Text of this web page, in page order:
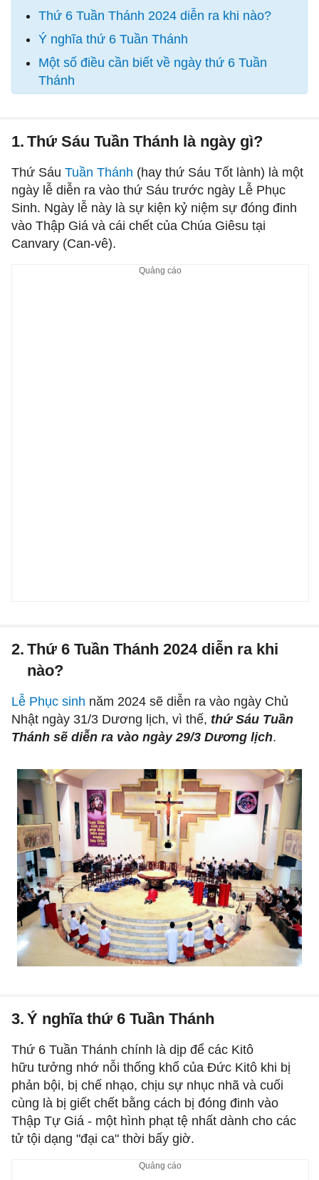
Thứ 6 Tuần Thánh 2024 diễn ra khi nào?
Ý nghĩa thứ 6 Tuần Thánh
Một số điều cần biết về ngày thứ 6 Tuần
Thánh
Thứ Sáu Tuần Thánh là ngày gì?
1.
Thứ Sáu Tuần Thánh (hay thứ Sáu Tốt lành) là một
ngày lễ diễn ra vào thứ Sáu trước ngày Lễ Phục
Sinh. Ngày lễ này là sự kiện kỷ niệm sự đóng đinh
vào Thập Giá và cái chết của Chúa Giêsu tại
Canvary (Can-vê).
Thứ 6 Tuần Thánh 2024 diễn ra khi
nào?
2.
Lễ Phục sinh năm 2024 sẽ diễn ra vào ngày Chủ
Nhật ngày 31/3 Dương lịch, vì thế, thứ Sáu Tuần
Thánh sẽ diễn ra vào ngày 29/3 Dương lịch.
Ý nghĩa thứ 6 Tuần Thánh
3.
Thứ 6 Tuần Thánh chính là dịp để các Kitô
hữu tưởng nhớ nỗi thống khổ của Đức Kitô khi bị
phản bội, bị chế nhạo, chịu sự nhục nhã và cuối
cùng là bị giết chết bằng cách bị đóng đinh vào
Thập Tự Giá - một hình phạt tệ nhất dành cho các
tử tội dạng "đại ca" thời bấy giờ.